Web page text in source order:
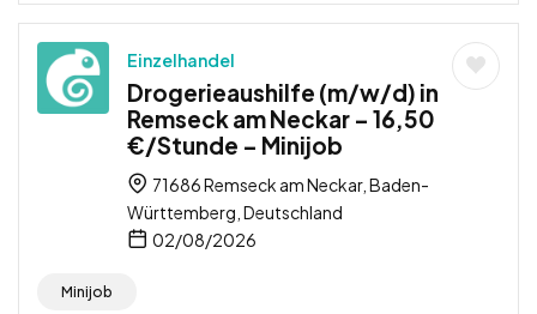
Einzelhandel
Drogerieaushilfe (m/w/d) in
Remseck am Neckar – 16,50
€/Stunde – Minijob
71686 Remseck am Neckar, Baden-
Württemberg, Deutschland
02/08/2026
Minijob